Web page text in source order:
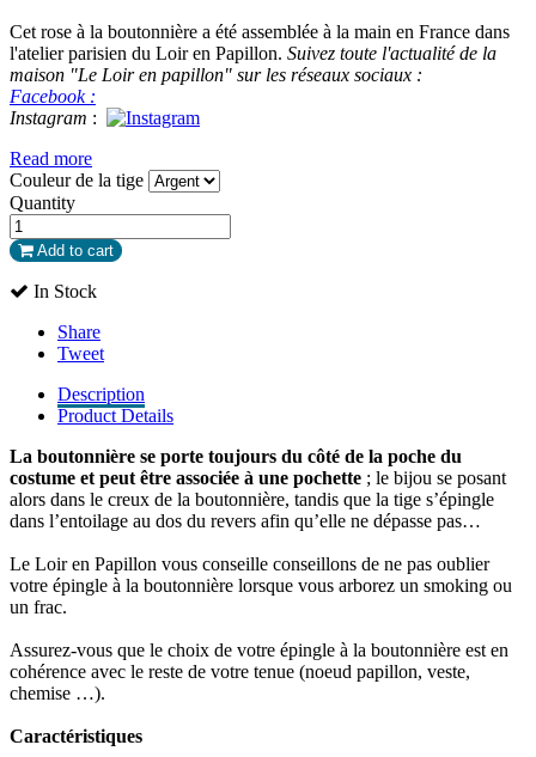
Cet rose à la boutonnière a été assemblée à la main en France dans
l'atelier parisien du Loir en Papillon. Suivez toute l'actualité de la
maison "Le Loir en papillon" sur les réseaux sociaux :
Facebook :
Instagram :
Read more
Couleur de la tige
Quantity
Add to cart
In Stock
Share
Tweet
Description
Product Details
La boutonnière se porte toujours du côté de la poche du
costume et peut être associée à une pochette ; le bijou se posant
alors dans le creux de la boutonnière, tandis que la tige s’épingle
dans l’entoilage au dos du revers afin qu’elle ne dépasse pas…
Le Loir en Papillon vous conseille conseillons de ne pas oublier
votre épingle à la boutonnière lorsque vous arborez un smoking ou
un frac.
Assurez-vous que le choix de votre épingle à la boutonnière est en
cohérence avec le reste de votre tenue (noeud papillon, veste,
chemise …).
Caractéristiques